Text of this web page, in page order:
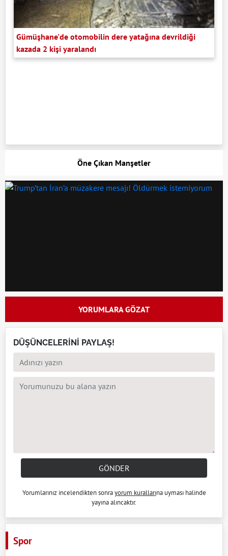
Gümüşhane'de otomobilin dere yatağına devrildiği
kazada 2 kişi yaralandı
Öne Çıkan Manşetler
YORUMLARA GÖZAT
DÜŞÜNCELERİNİ PAYLAŞ!
GÖNDER
Yorumlarınız incelendikten sonrayorum kurallarına uyması halinde
yayına alıncaktır.
Spor